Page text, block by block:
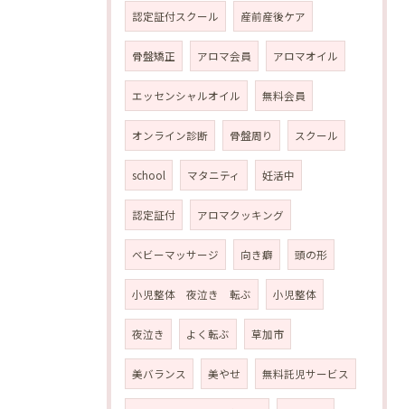
認定証付スクール 産前産後ケア
骨盤矯正 アロマ会員 アロマオイル
エッセンシャルオイル 無料会員
オンライン診断 骨盤周り スクール
school マタニティ 妊活中
認定証付 アロマクッキング
ベビーマッサージ 向き癖 頭の形
小児整体 夜泣き 転ぶ 小児整体
夜泣き よく転ぶ 草加市
美バランス 美やせ 無料託児サービス